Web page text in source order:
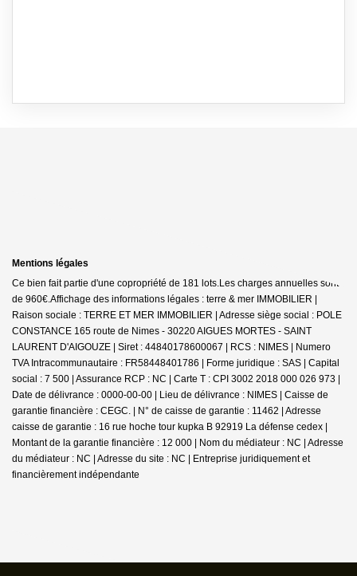
Mentions légales
Ce bien fait partie d'une copropriété de 181 lots.Les charges annuelles sont
de 960€.Affichage des informations légales : terre & mer IMMOBILIER |
Raison sociale : TERRE ET MER IMMOBILIER | Adresse siège social : POLE
CONSTANCE 165 route de Nimes - 30220 AIGUES MORTES - SAINT
LAURENT D'AIGOUZE | Siret : 44840178600067 | RCS : NIMES | Numero
TVA Intracommunautaire : FR58448401786 | Forme juridique : SAS | Capital
social : 7 500 | Assurance RCP : NC | Carte T : CPI 3002 2018 000 026 973 |
Date de délivrance : 0000-00-00 | Lieu de délivrance : NIMES | Caisse de
garantie financière : CEGC. | N° de caisse de garantie : 11462 | Adresse
caisse de garantie : 16 rue hoche tour kupka B 92919 La défense cedex |
Montant de la garantie financière : 12 000 | Nom du médiateur : NC | Adresse
du médiateur : NC | Adresse du site : NC | Entreprise juridiquement et
financièrement indépendante